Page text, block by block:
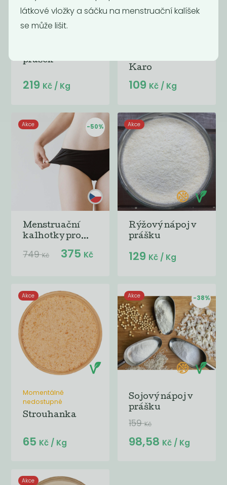
prášek
219 Kč / Kg
Karo
109 Kč / Kg
Akce -50%
Menstruační
kalhotky pro...
749Kč 375 Kč
Akce
Rýžový nápoj v
prášku
129 Kč / Kg
Akce
Momentálně
nedostupné
Strouhanka
65 Kč / Kg
Akce -38%
Sojový nápoj v
prášku
159Kč
98,58 Kč / Kg
Akce
látkové vložky a sáčku na menstruační kalíšek
se může lišit.